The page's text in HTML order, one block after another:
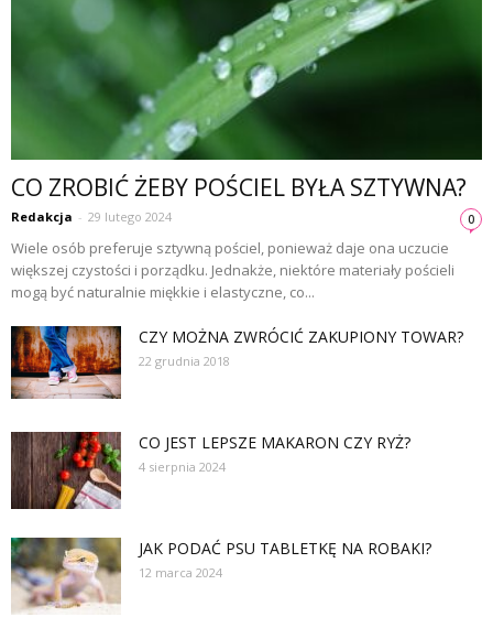
CO ZROBIĆ ŻEBY POŚCIEL BYŁA SZTYWNA?
Redakcja - 29 lutego 2024 0
Wiele osób preferuje sztywną pościel, ponieważ daje ona uczucie
większej czystości i porządku. Jednakże, niektóre materiały pościeli
mogą być naturalnie miękkie i elastyczne, co...
CZY MOŻNA ZWRÓCIĆ ZAKUPIONY TOWAR?
22 grudnia 2018
CO JEST LEPSZE MAKARON CZY RYŻ?
4 sierpnia 2024
JAK PODAĆ PSU TABLETKĘ NA ROBAKI?
12 marca 2024